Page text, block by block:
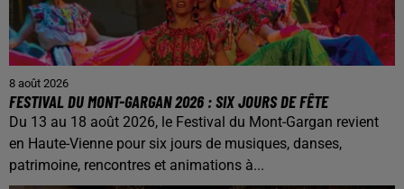
8 août 2026
FESTIVAL DU MONT-GARGAN 2026 : SIX JOURS DE FÊTE
Du 13 au 18 août 2026, le Festival du Mont-Gargan revient
en Haute-Vienne pour six jours de musiques, danses,
patrimoine, rencontres et animations à...